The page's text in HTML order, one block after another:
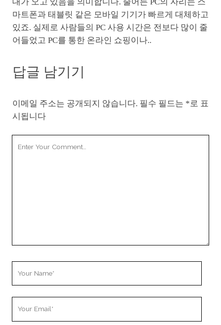
마트폰과 태블릿 같은 모바일 기기가 빠르게 대체하고
있죠. 실제로 사람들의 PC 사용 시간은 전보다 많이 줄
어들었고 PC를 통한 온라인 쇼핑이나..
답글 남기기
이메일 주소는 공개되지 않습니다. 필수 필드는 * 로 표
시됩니다